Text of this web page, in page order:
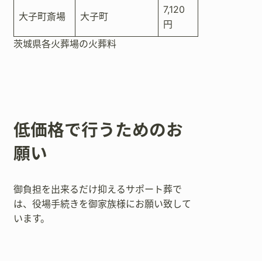
大子町斎場 大子町
7,120
円
茨城県各火葬場の火葬料
低価格で行うためのお
願い
御負担を出来るだけ抑えるサポート葬で
は、役場手続きを御家族様にお願い致して
います。